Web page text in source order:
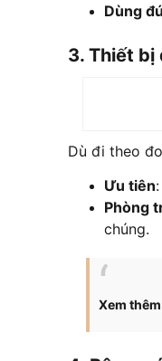
Dùng
3. Thiết bị
Dù đi theo
Ưu tiên
Phòng
chúng.
Xem